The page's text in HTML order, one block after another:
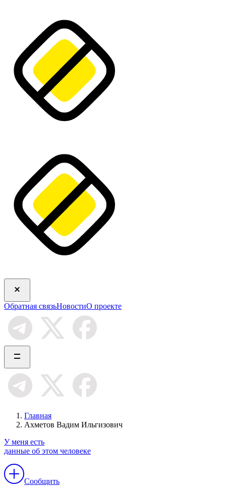
Обратная связьНовостиО проекте
Главная
Ахметов Вадим Ильгизович
У меня есть
данные об этом человеке
Сообщить